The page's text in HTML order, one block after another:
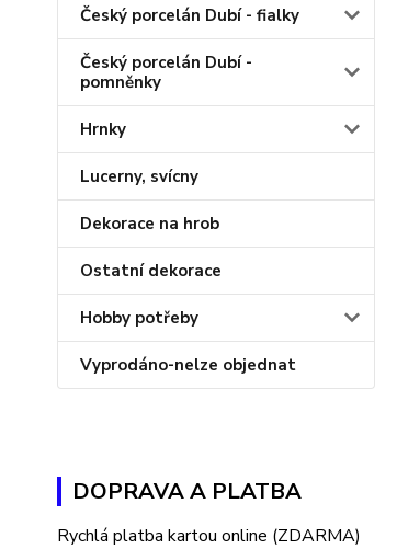
Český porcelán Dubí - fialky
Český porcelán Dubí -
pomněnky
Hrnky
Lucerny, svícny
Dekorace na hrob
Ostatní dekorace
Hobby potřeby
Vyprodáno-nelze objednat
DOPRAVA A PLATBA
Rychlá platba kartou online (ZDARMA)